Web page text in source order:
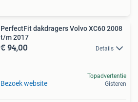
PerfectFit dakdragers Volvo XC60 2008
t/m 2017
€ 94,00 Details
Bezoek website
Topadvertentie
Gisteren